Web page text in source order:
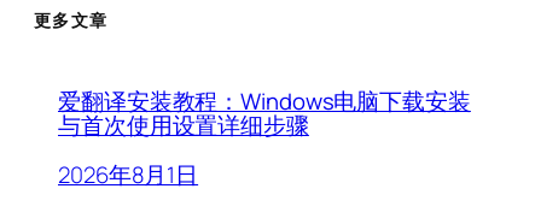
更多文章
爱翻译安装教程：Windows电脑下载安装
与首次使用设置详细步骤
2026年8月1日